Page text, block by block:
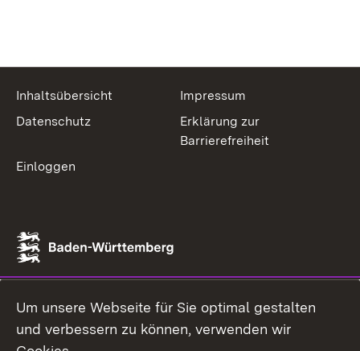
Inhaltsübersicht
Impressum
Datenschutz
Erklärung zur
Barrierefreiheit
Einloggen
Um unsere Webseite für Sie optimal gestalten
und verbessern zu können, verwenden wir